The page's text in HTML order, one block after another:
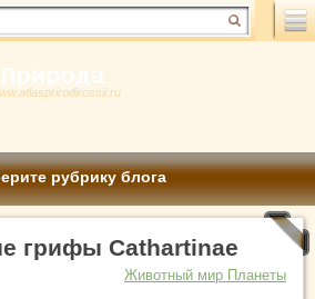
рубрику блога
грифы Cathartinae
Животный мир Планеты